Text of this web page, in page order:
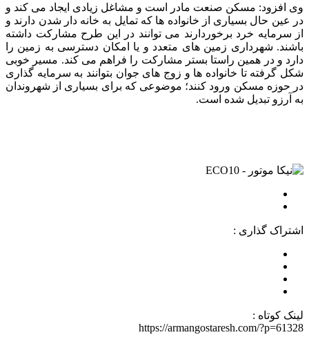
وی افزود: مسکن صنعت مادر است و مشاغل زیادی ایجاد می کند و
در عین حال بسیاری از خانواده ها که تمایل به خانه دار شدن دارند و
از سرمایه خرد برخوردارند می توانند در این طرح مشارکت داشته
باشند. شهرداری زمین های متعدد و یا امکان دسترسی به زمین را
دارد و در همین راستا بستر مشارکت را فراهم می کند. مسیر خوبی
شکل گرفته تا خانواده ها و زوج های جوان بتوانند به سرمایه گذاری
در حوزه مسکن ورود کنند؛ موضوعی که برای بسیاری از شهروندان
به آرزو تبدیل شده است.
اشتراک گذاری :
لینک کوتاه :
https://armangostaresh.com/?p=61328